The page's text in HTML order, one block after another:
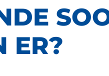
ER?